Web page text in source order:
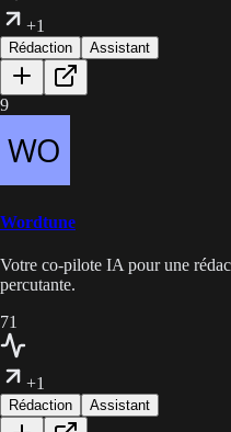
+1
Rédaction Assistant
9
Wordtune
Votre co-pilote IA pour une
percutante.
71
+1
Rédaction Assistant